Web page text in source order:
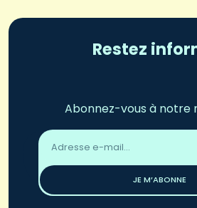
Restez
Abonnez-vous à notre
Adresse
email
JE M’ABONNE